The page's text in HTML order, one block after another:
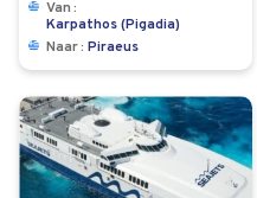
Van
Karpathos (Pigadia)
Naar
Piraeus